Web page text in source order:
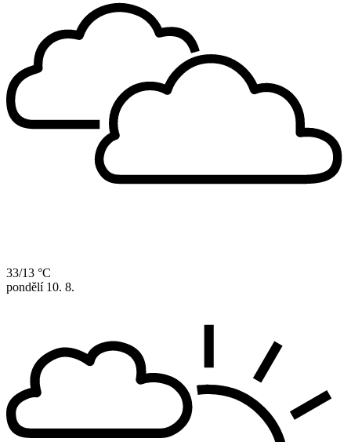
33/13 °C
pondělí 10. 8.